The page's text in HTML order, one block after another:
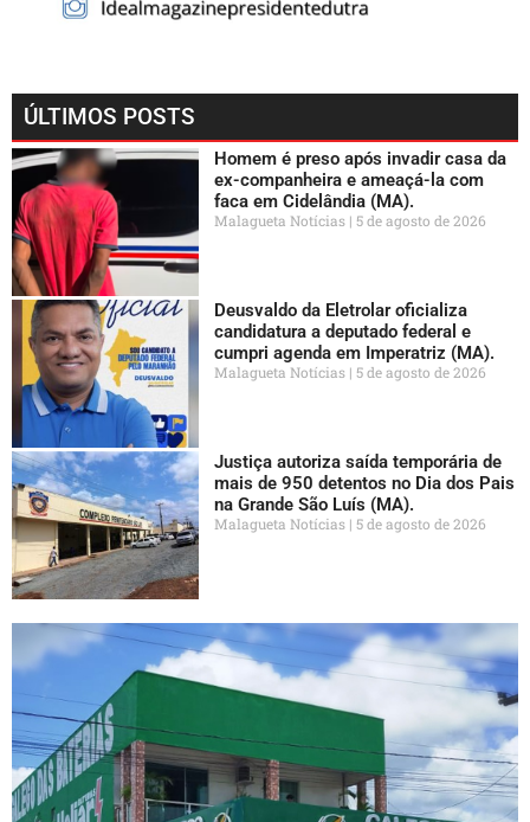
ÚLTIMOS POSTS
Homem é preso após invadir casa da
ex-companheira e ameaçá-la com
faca em Cidelândia (MA).
Malagueta Notícias 5 de agosto de 2026
Deusvaldo da Eletrolar oficializa
candidatura a deputado federal e
cumpri agenda em Imperatriz (MA).
Malagueta Notícias 5 de agosto de 2026
Justiça autoriza saída temporária de
mais de 950 detentos no Dia dos Pais
na Grande São Luís (MA).
Malagueta Notícias 5 de agosto de 2026